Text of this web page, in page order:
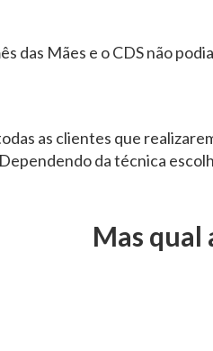
das Mães e o CDS não
as clientes que
da técnica
Mas qual